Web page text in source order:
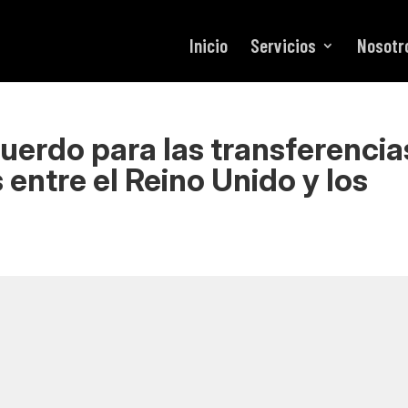
Inicio Servicios
para las
el Reino Unido y los